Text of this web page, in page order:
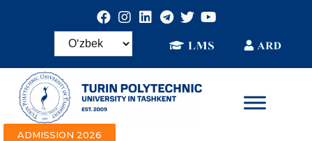
ADMISSION 2026